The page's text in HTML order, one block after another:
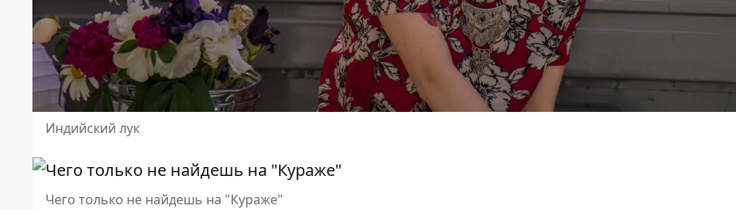
Индийский лук
Чего только не найдешь на "Кураже"